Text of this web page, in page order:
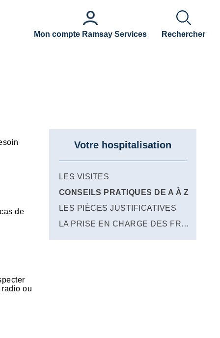
Mon compte Ramsay Services Rechercher
de
ou
Votre hospitalisation
LES VISITES
CONSEILS PRATIQUES DE A À Z
LES PIÈCES JUSTIFICATIVES
LA PRISE EN CHARGE DES FRAIS D'HOSPITALISATION